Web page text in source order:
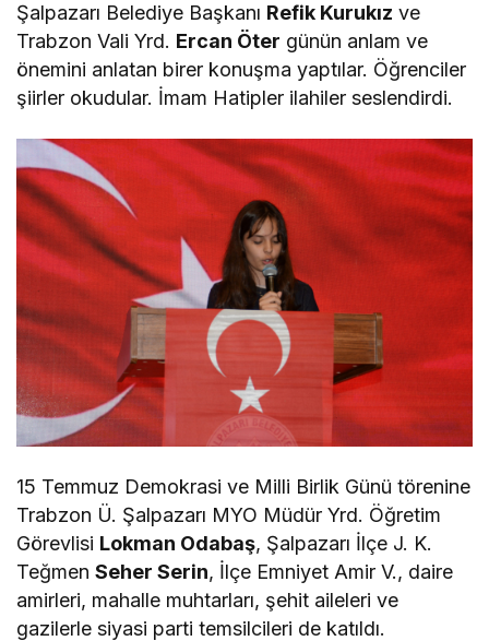
Şalpazarı Belediye Başkanı Refik Kurukız ve
Trabzon Vali Yrd. Ercan Öter günün anlam ve
önemini anlatan birer konuşma yaptılar. Öğrenciler
şiirler okudular. İmam Hatipler ilahiler seslendirdi.
15 Temmuz Demokrasi ve Milli Birlik Günü törenine
Trabzon Ü. Şalpazarı MYO Müdür Yrd. Öğretim
Görevlisi Lokman Odabaş, Şalpazarı İlçe J. K.
TeğmenSeher Serin, İlçe Emniyet Amir V., daire
amirleri, mahalle muhtarları, şehit aileleri ve
gazilerle siyasi parti temsilcileri de katıldı.